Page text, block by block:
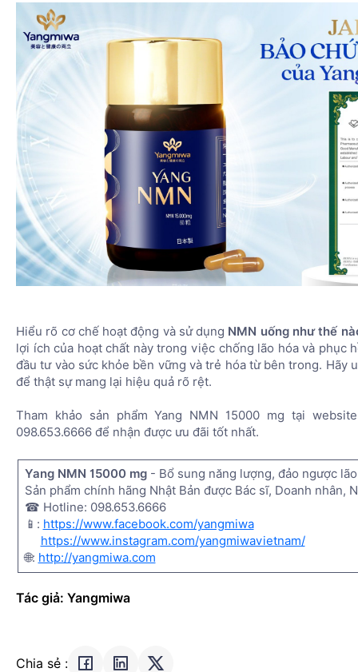
Hiểu rõ cơ chế hoạt động và sử dụng NMN uống như thế
lợi ích của hoạt chất này trong việc chống lão hóa và phục
đầu tư vào sức khỏe bền vững và trẻ hóa từ bên trong. Hãy
để thật sự mang lại hiệu quả rõ rệt.
Tham khảo sản phẩm Yang NMN 15000 mg tại
098.653.6666 để nhận được ưu đãi tốt nhất.
Yang NMN 15000 mg- Bổ sung năng lượng, đảo ngược
Sản phẩm chính hãng Nhật Bản được Bác sĩ, Doanh nhân,
☎ Hotline: 098.653.6666
📱: https://www.facebook.com/yangmiwa
https://www.instagram.com/yangmiwavietnam/
🌐: http://yangmiwa.com
Tác giả: Yangmiwa
Chia sẻ :